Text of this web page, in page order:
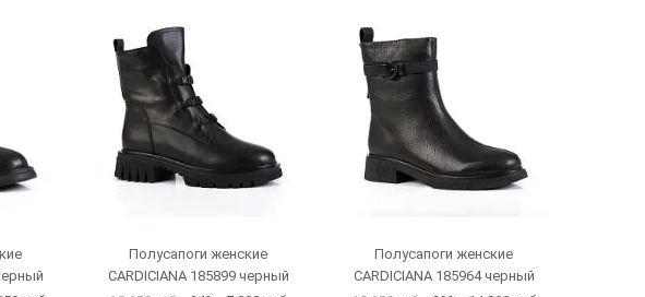
Полусапоги женские
CARDICIANA 185899 черный
Полусапоги женские
CARDICIANA 185964 черный